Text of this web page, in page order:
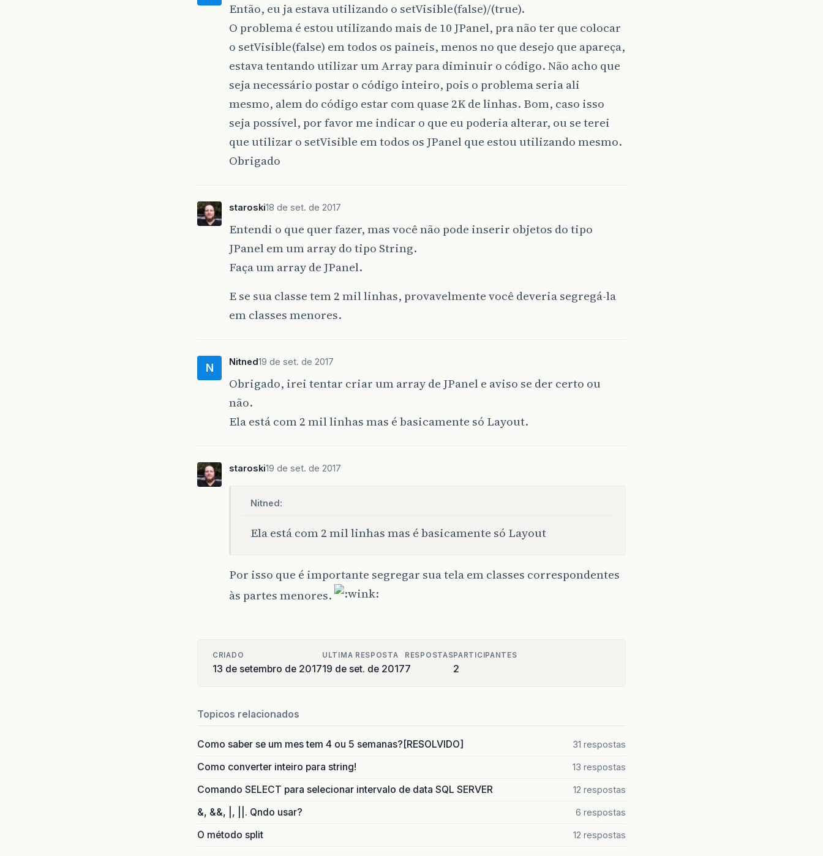
Então, eu ja estava utilizando o setVisible(false)/(true).
O problema é estou utilizando mais de 10 JPanel, pra não ter que colocar
o setVisible(false) em todos os paineis, menos no que desejo que apareça,
estava tentando utilizar um Array para diminuir o código. Não acho que
seja necessário postar o código inteiro, pois o problema seria ali
mesmo, alem do código estar com quase 2K de linhas. Bom, caso isso
seja possível, por favor me indicar o que eu poderia alterar, ou se terei
que utilizar o setVisible em todos os JPanel que estou utilizando mesmo.
Obrigado
staroski18 de set. de 2017
Entendi o que quer fazer, mas você não pode inserir objetos do tipo
JPanel em um array do tipo String.
Faça um array de JPanel.
E se sua classe tem 2 mil linhas, provavelmente você deveria segregá-la
em classes menores.
N Nitned19 de set. de 2017
Obrigado, irei tentar criar um array de JPanel e aviso se der certo ou
não.
Ela está com 2 mil linhas mas é basicamente só Layout.
staroski19 de set. de 2017
Nitned:
Ela está com 2 mil linhas mas é basicamente só Layout
Por isso que é importante segregar sua tela em classes correspondentes
às partes menores.
CRIADO
13 de setembro de 2017
ULTIMA RESPOSTA
19 de set. de 2017
RESPOSTAS
7
PARTICIPANTES
2
Topicos relacionados
Como saber se um mes tem 4 ou 5 semanas?[RESOLVIDO] 31 respostas
Como converter inteiro para string! 13 respostas
Comando SELECT para selecionar intervalo de data SQL SERVER 12 respostas
&, &&, |, ||. Qndo usar? 6 respostas
O método split 12 respostas